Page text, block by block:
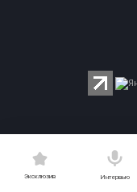
Эксклюзив Интервью